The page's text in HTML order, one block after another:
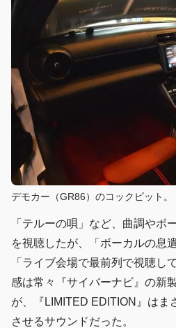
デモカー（GR86）のコックピット。
「テルーの唄」など、曲調やボ
を視聴したが、「ボーカルの息
「ライブ会場で最前列で視聴し
感は常々『サイバーナビ』の新
が、『LIMITED EDITION』はま
させるサウンドだった。